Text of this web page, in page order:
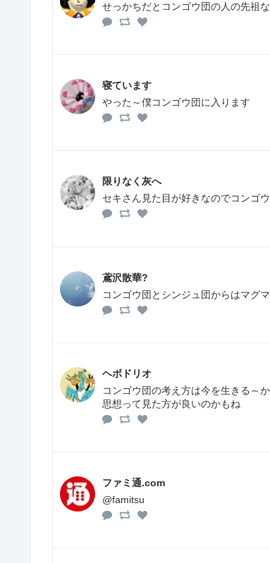
せっかちだとコンゴウ団の人の先祖
寝ています
やった～僕コンゴウ団に入ります
限りなく灰へ
セキさん見た目が好きなのでコンゴ
鳶沢散華?
コンゴウ団とシンジュ団からはマグ
ヘボドリオ
コンゴウ団の考え方は今を生きる～
思想って見た方が良いのかもね
ファミ通.com
@famitsu